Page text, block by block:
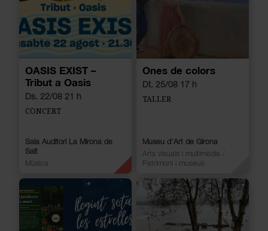
OASIS EXIST –
Tribut a Oasis
Ds. 22/08 21 h
CONCERT
Sala Auditori La Mirona de
Salt
Música
Ones de colors
Dt. 25/08 17 h
TALLER
Museu d'Art de Girona
Arts visuals i multimèdia
Patrimoni i museus